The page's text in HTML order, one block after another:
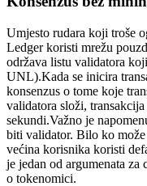
Umjesto rudara koji troše
Ledger koristi mrežu
održava listu validatora
UNL).Kada se inicira
konsenzus o tome koje
validatora složi,
sekundi.Važno je
biti validator. Bilo ko
većina korisnika koristi
je jedan od argumenata
o tokenomici.